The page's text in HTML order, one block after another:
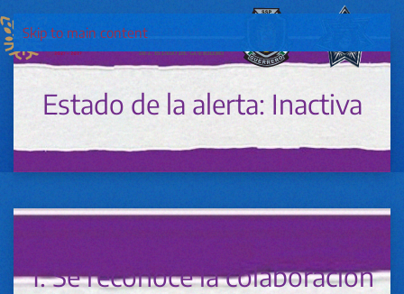
Skip to main content
Estado de la alerta: Inactiva
1. Se reconoce la colaboración